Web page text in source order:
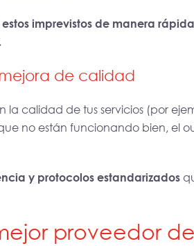
imprevistos de manera
de calidad
la calidad de tus servicios (por
no están funcionando bien, el
y protocolos estandarizados
proveedor de